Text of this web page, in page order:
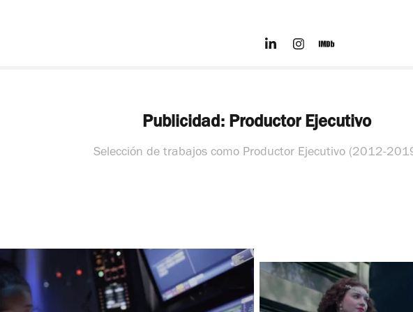
Publicidad: Productor Ejecutivo
Selección de trabajos como Productor Ejecutivo (2012-